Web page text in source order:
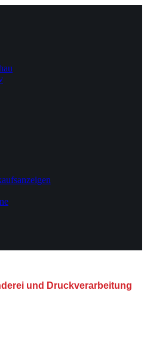
und Druckverarbeitung